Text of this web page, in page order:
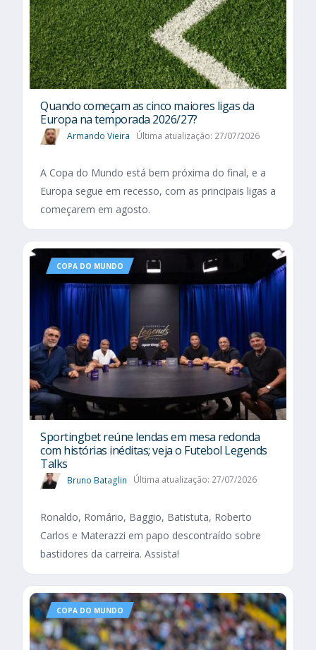
Quando começam as cinco maiores ligas da
Europa na temporada 2026/27?
Armando Vieira Última atualização: 27/07/2026
A Copa do Mundo está bem próxima do final, e a
Europa segue em recesso, com as principais ligas a
começarem em agosto.
COPA DO MUNDO
Sportingbet reúne lendas em mesa redonda
com histórias inéditas; veja o Futebol Legends
Talks
Bruno Bataglin Última atualização: 27/07/2026
Ronaldo, Romário, Baggio, Batistuta, Roberto
Carlos e Materazzi em papo descontraído sobre
bastidores da carreira. Assista!
COPA DO MUNDO